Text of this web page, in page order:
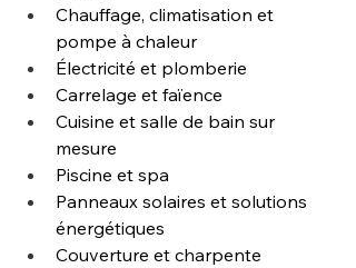
Chauffage, climatisation et
pompe à chaleur
Électricité et plomberie
Carrelage et faïence
Cuisine et salle de bain sur
mesure
Piscine et spa
Panneaux solaires et solutions
énergétiques
Couverture et charpente